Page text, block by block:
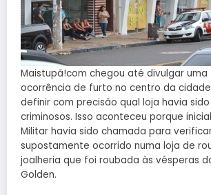
Maistupã!com chegou até divulgar
ocorrência de furto no centro da
definir com precisão qual loja havia
criminosos. Isso aconteceu porque
Militar havia sido chamada para
supostamente ocorrido numa loja de
joalheria que foi roubada às vésperas
Golden.